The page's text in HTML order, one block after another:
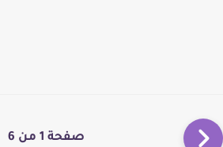
صفحة 1 من 6